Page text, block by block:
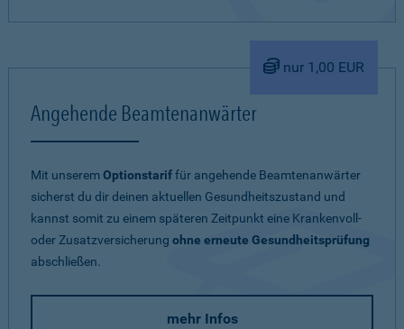
nur 1,00 EUR
Angehende Beamtenanwärter
Mit unseremOptionstariffür angehende Beamtenanwärter
sicherst du dir deinen aktuellen Gesundheitszustand und
kannst somit zu einem späteren Zeitpunkt eine Krankenvoll-
oder Zusatzversicherung ohne erneute Gesundheitsprüfung
abschließen.
mehr Infos